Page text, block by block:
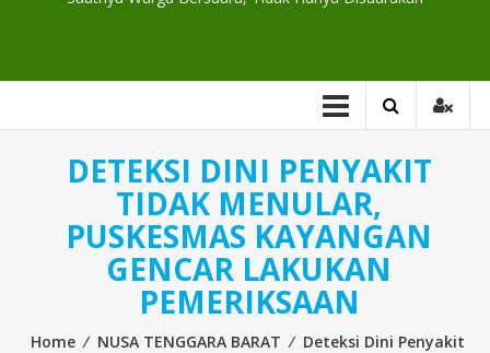
DETEKSI DINI PENYAKIT
TIDAK MENULAR,
PUSKESMAS KAYANGAN
GENCAR LAKUKAN
PEMERIKSAAN
Home ⁄ NUSA TENGGARA BARAT ⁄ Deteksi Dini Penyakit